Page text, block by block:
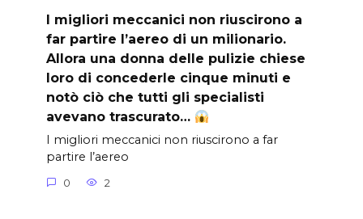
I migliori meccanici non riuscirono a
far partire l’aereo di un milionario.
Allora una donna delle pulizie chiese
loro di concederle cinque minuti e
notò ciò che tutti gli specialisti
avevano trascurato…
I migliori meccanici non riuscirono a far
partire l’aereo
0 2